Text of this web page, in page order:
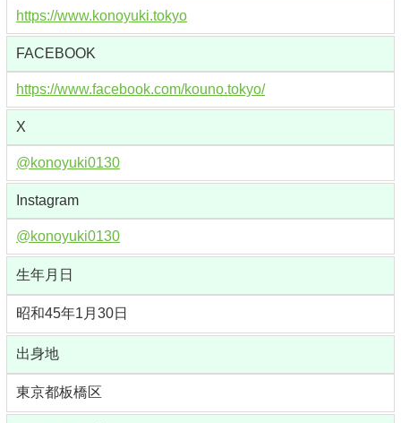
https://www.konoyuki.tokyo
FACEBOOK
https://www.facebook.com/kouno.tokyo/
X
@konoyuki0130
Instagram
@konoyuki0130
生年月日
昭和45年1月30日
出身地
東京都板橋区